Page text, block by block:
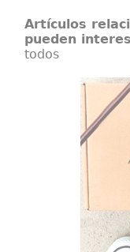
Artículos
pueden
todos
Caja
Caja
¿Crees
caja
de
llena
para